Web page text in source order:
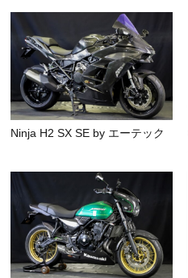
Ninja H2 SX SE by エーテック